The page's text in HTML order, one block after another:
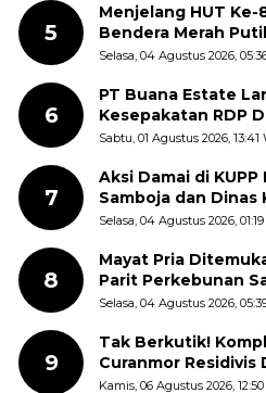
Diajak Perkuat
Nasionalisme
5
Menjelang HUT Ke-
Bendera Merah
Kantor Dinas
Selasa, 04 Agustus 2026,
6
PT Buana Estate
Kesepakatan RDP
Sumut: Pasang Pilar
Libatkan
Sabtu, 01 Agustus 2026, 13:41
7
Aksi Damai di KUPP
Samboja dan Dinas
Kukar, Tuntut
Selasa, 04 Agustus 2026,
8
Mayat Pria
Parit Perkebunan
Hindoli Keluang,
Selasa, 04 Agustus 2026,
9
Tak Berkutik!
Curanmor Residivis
Polisi, Delapan Aksi
Kamis, 06 Agustus 2026,